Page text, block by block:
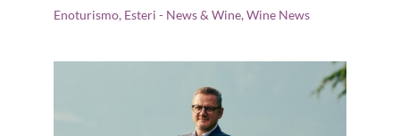
Enoturismo, Esteri - News & Wine,Wine News